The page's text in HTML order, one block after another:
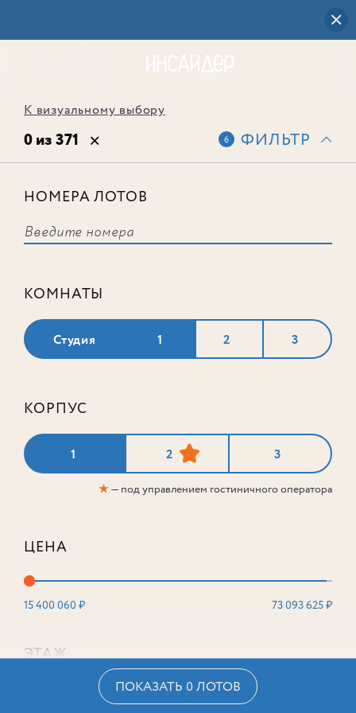
К визуальному выбору
0 из 371 6 ФИЛЬТР
НОМЕРА ЛОТОВ
КОМНАТЫ
Студия 1 2 3
КОРПУС
1 2 3
★— под управлением гостиничного оператора
ЦЕНА
15 400 060 ₽ 73 093 625 ₽
ЭТАЖ
ПОКАЗАТЬ 0 ЛОТОВ
соответствует ни одного лота